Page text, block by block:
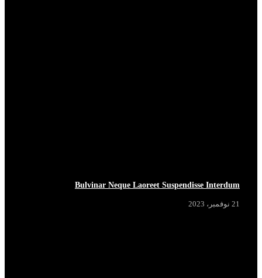
Bulvinar Neque Laoreet Suspendisse Interdum
21 نوفمبر، 2023